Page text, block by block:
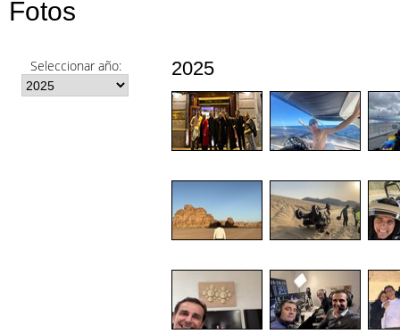
Fotos
Seleccionar año: 2025